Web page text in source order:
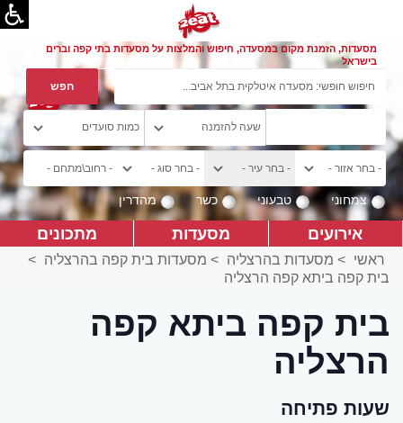
מסעדות, הזמנת מקום במסעדה, חיפוש והמלצות על מסעדות בתי קפה וברים
בישראל
צמחוני טבעוני כשר מהדרין
אירועים מסעדות מתכונים
ראשי > מסעדות בהרצליה > מסעדות בית קפה בהרצליה >
בית קפה ביתא קפה הרצליה
בית קפה ביתא קפה
הרצליה
שעות פתיחה